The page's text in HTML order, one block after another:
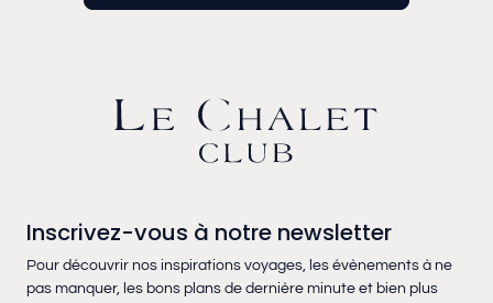
Inscrivez-vous à notre newsletter
Pour découvrir nos inspirations voyages, les évènements à ne
pas manquer, les bons plans de dernière minute et bien plus